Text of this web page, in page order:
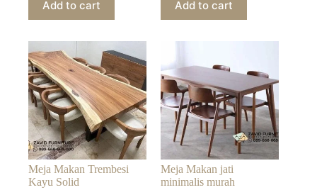
Add to cart Add to cart
Meja Makan Trembesi
Kayu Solid
Meja Makan jati
minimalis murah